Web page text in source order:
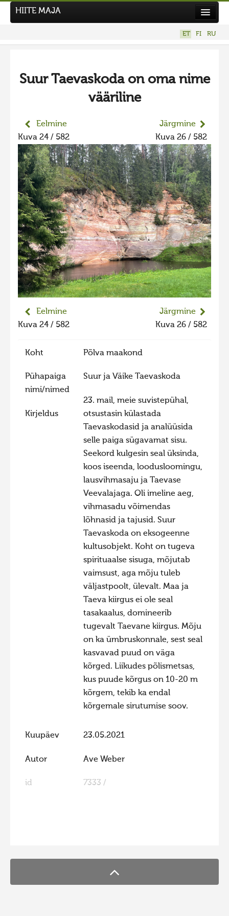
Tegutse
Kuvavõistlused
UUS KUVAVÕISTLUS
Hiite kuvavõistlus 2026
VANEMAD KUVAVÕISTLUSED
Hiite kuvavõistlus 2025
Hiite kuvavõistlus 2025 lisa
Liikuvad kuvad 2025
Hiite kuvavõistlus 2024
Hiite kuvavõistlus 2024 lisa
Liikuvad kuvad 2024
Hiite kuvavõistlus 2023
Hiite kuvavõistlus 2023 lisa
Hiite kuvavõistlus 2022 lisa
Liikuvad kuvad 2022
Hiite kuvavõistlus 2021
Hiite kuvavõistlus 2021 lisa
Liikuvad kuvad 2021
Hiite kuvavõistlus 2020 lisa
Liikuvad kuvad 2020
Hiite kuvavõistlus 2018
Hiite kuvavõistlus 2017
Hiite kuvavõistlus 2015
Hiite kuvavõistlus 2014
Hiite kuvavõistlus 2012
Hiite kuvavõistlus 2011
Hiite kuvavõistlus 2009
Kontakt
HIITE MAJA
ET FI RU
Suur Taevaskoda on oma nime
vääriline
Eelmine
Kuva 24 / 582
Järgmine
Kuva 26 / 582
Eelmine
Kuva 24 / 582
Järgmine
Kuva 26 / 582
Koht Põlva maakond
Pühapaiga
nimi/nimed
Suur ja Väike Taevaskoda
Kirjeldus
23. mail, meie suvistepühal,
otsustasin külastada
Taevaskodasid ja analüüsida
selle paiga sügavamat sisu.
Seekord kulgesin seal üksinda,
koos iseenda, loodusloomingu,
lausvihmasaju ja Taevase
Veevalajaga. Oli imeline aeg,
vihmasadu võimendas
lõhnasid ja tajusid. Suur
Taevaskoda on eksogeenne
kultusobjekt. Koht on tugeva
spirituaalse sisuga, mõjutab
vaimsust, aga mõju tuleb
väljastpoolt, ülevalt. Maa ja
Taeva kiirgus ei ole seal
tasakaalus, domineerib
tugevalt Taevane kiirgus. Mõju
on ka ümbruskonnale, sest seal
kasvavad puud on väga
kõrged. Liikudes põlismetsas,
kus puude kõrgus on 10-20 m
kõrgem, tekib ka endal
kõrgemale sirutumise soov.
Kuupäev 23.05.2021
Autor Ave Weber
id 7333 /